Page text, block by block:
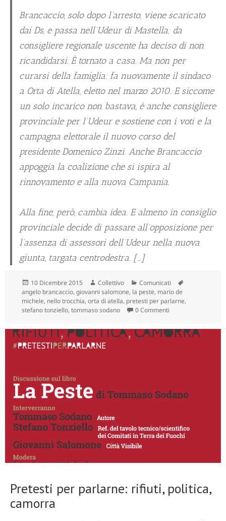
Brancaccio, solo dopo l’arresto, viene scaricato
dai Ds, e passa nell’Udeur di Mastella; da
consigliere regionale uscente ha deciso di non
ricandidarsi. È tornato a casa. Ma non per
curarsi della famiglia: fa nuovamente il sindaco
a Orta di Atella, eletto nel marzo 2010. E siccome
un solo incarico non bastava, è anche consigliere
provinciale per l’Udeur e sostiene con i voti e la
campagna elettorale il nuovo corso del
presidente Domenico Zinzi. Anche Brancaccio
appoggia la coalizione che si ispira al
rinnovamento e alla nuova Campania.
Alla fine, però, cambia idea. E almeno in consiglio
provinciale decide di passare all’opposizione per
l’assenza di assessori dell’Udeur nella nuova
giunta, targata centrodestra. […]
Scritto
il
10 Dicembre 2015 Autore
Collettivo Categorie
Comunicati
angelo brancaccio, giovanni salomone, la peste, mario de
michele, nello trocchia, orta di atella, pretesti per parlarne,
stefano tonziello, tommaso sodano 0 Commenti
Pretesti per parlarne: rifiuti, politica,
camorra